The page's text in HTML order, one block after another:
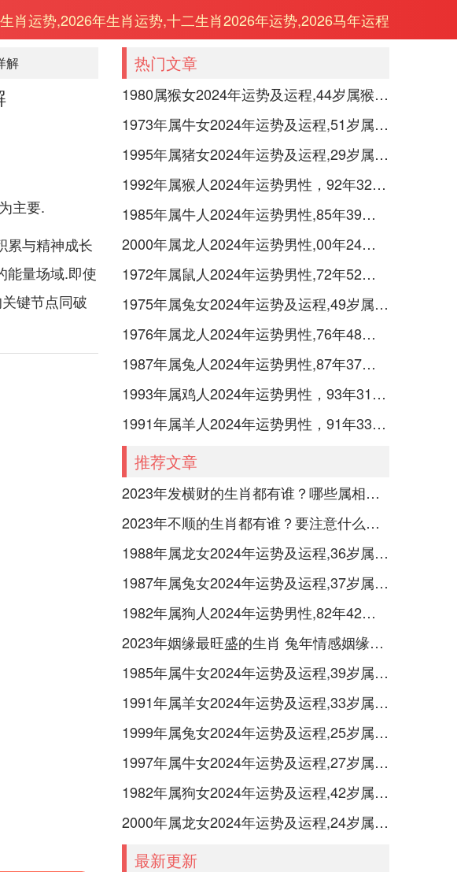
生肖运势,2026年生肖运势,十二生肖2026年运势,2026马年运程
解
主要.
累与精神成长
能量场域.即使
键节点同破
热门文章
1980属猴女2024年运势及运程,44岁属猴人2024全年每月运势女性如何
1973年属牛女2024年运势及运程,51岁属牛人2024全年每月运势女性如何
1995年属猪女2024年运势及运程,29岁属猪人2024全年每月运势女性如何
1992年属猴人2024年运势男性，92年32岁属猴男2024年每月运程怎么样
1985年属牛人2024年运势男性,85年39岁属牛男2024年每月运程怎么样
2000年属龙人2024年运势男性,00年24岁属龙男2024年每月运程怎么样
1972年属鼠人2024年运势男性,72年52岁属鼠男2024年每月运程怎么样
1975年属兔女2024年运势及运程,49岁属兔人2024全年每月运势女性如何
1976年属龙人2024年运势男性,76年48岁属龙男2024年每月运程怎么样
1987年属兔人2024年运势男性,87年37岁属兔男2024年每月运程怎么样
1993年属鸡人2024年运势男性，93年31岁属鸡男2024年每月运程怎么样
1991年属羊人2024年运势男性，91年33岁属羊男2024年每月运程怎么样
推荐文章
2023年发横财的生肖都有谁？哪些属相财运旺盛？
2023年不顺的生肖都有谁？要注意什么呢？
1988年属龙女2024年运势及运程,36岁属龙人2024全年每月运势女性如何
1987年属兔女2024年运势及运程,37岁属兔人2024全年每月运势女性如何
1982年属狗人2024年运势男性,82年42岁属狗男2024年每月运程怎么样
2023年姻缘最旺盛的生肖 兔年情感姻缘运比较旺的属相
1985年属牛女2024年运势及运程,39岁属牛人2024全年每月运势女性如何
1991年属羊女2024年运势及运程,33岁属羊人2024全年每月运势女性如何
1999年属兔女2024年运势及运程,25岁属兔人2024全年每月运势女性如何
1997年属牛女2024年运势及运程,27岁属牛人2024全年每月运势女性如何
1982年属狗女2024年运势及运程,42岁属狗人2024全年每月运势女性如何
2000年属龙女2024年运势及运程,24岁属龙人2024全年每月运势女性如何
最新更新